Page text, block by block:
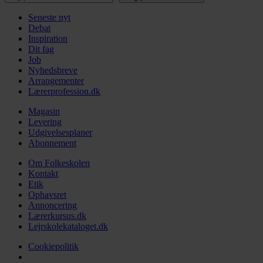
Seneste nyt
Debat
Inspiration
Dit fag
Job
Nyhedsbreve
Arrangementer
Lærerprofession.dk
Magasin
Levering
Udgivelsesplaner
Abonnement
Om Folkeskolen
Kontakt
Etik
Ophavsret
Annoncering
Lærerkursus.dk
Lejrskolekataloget.dk
Cookiepolitik